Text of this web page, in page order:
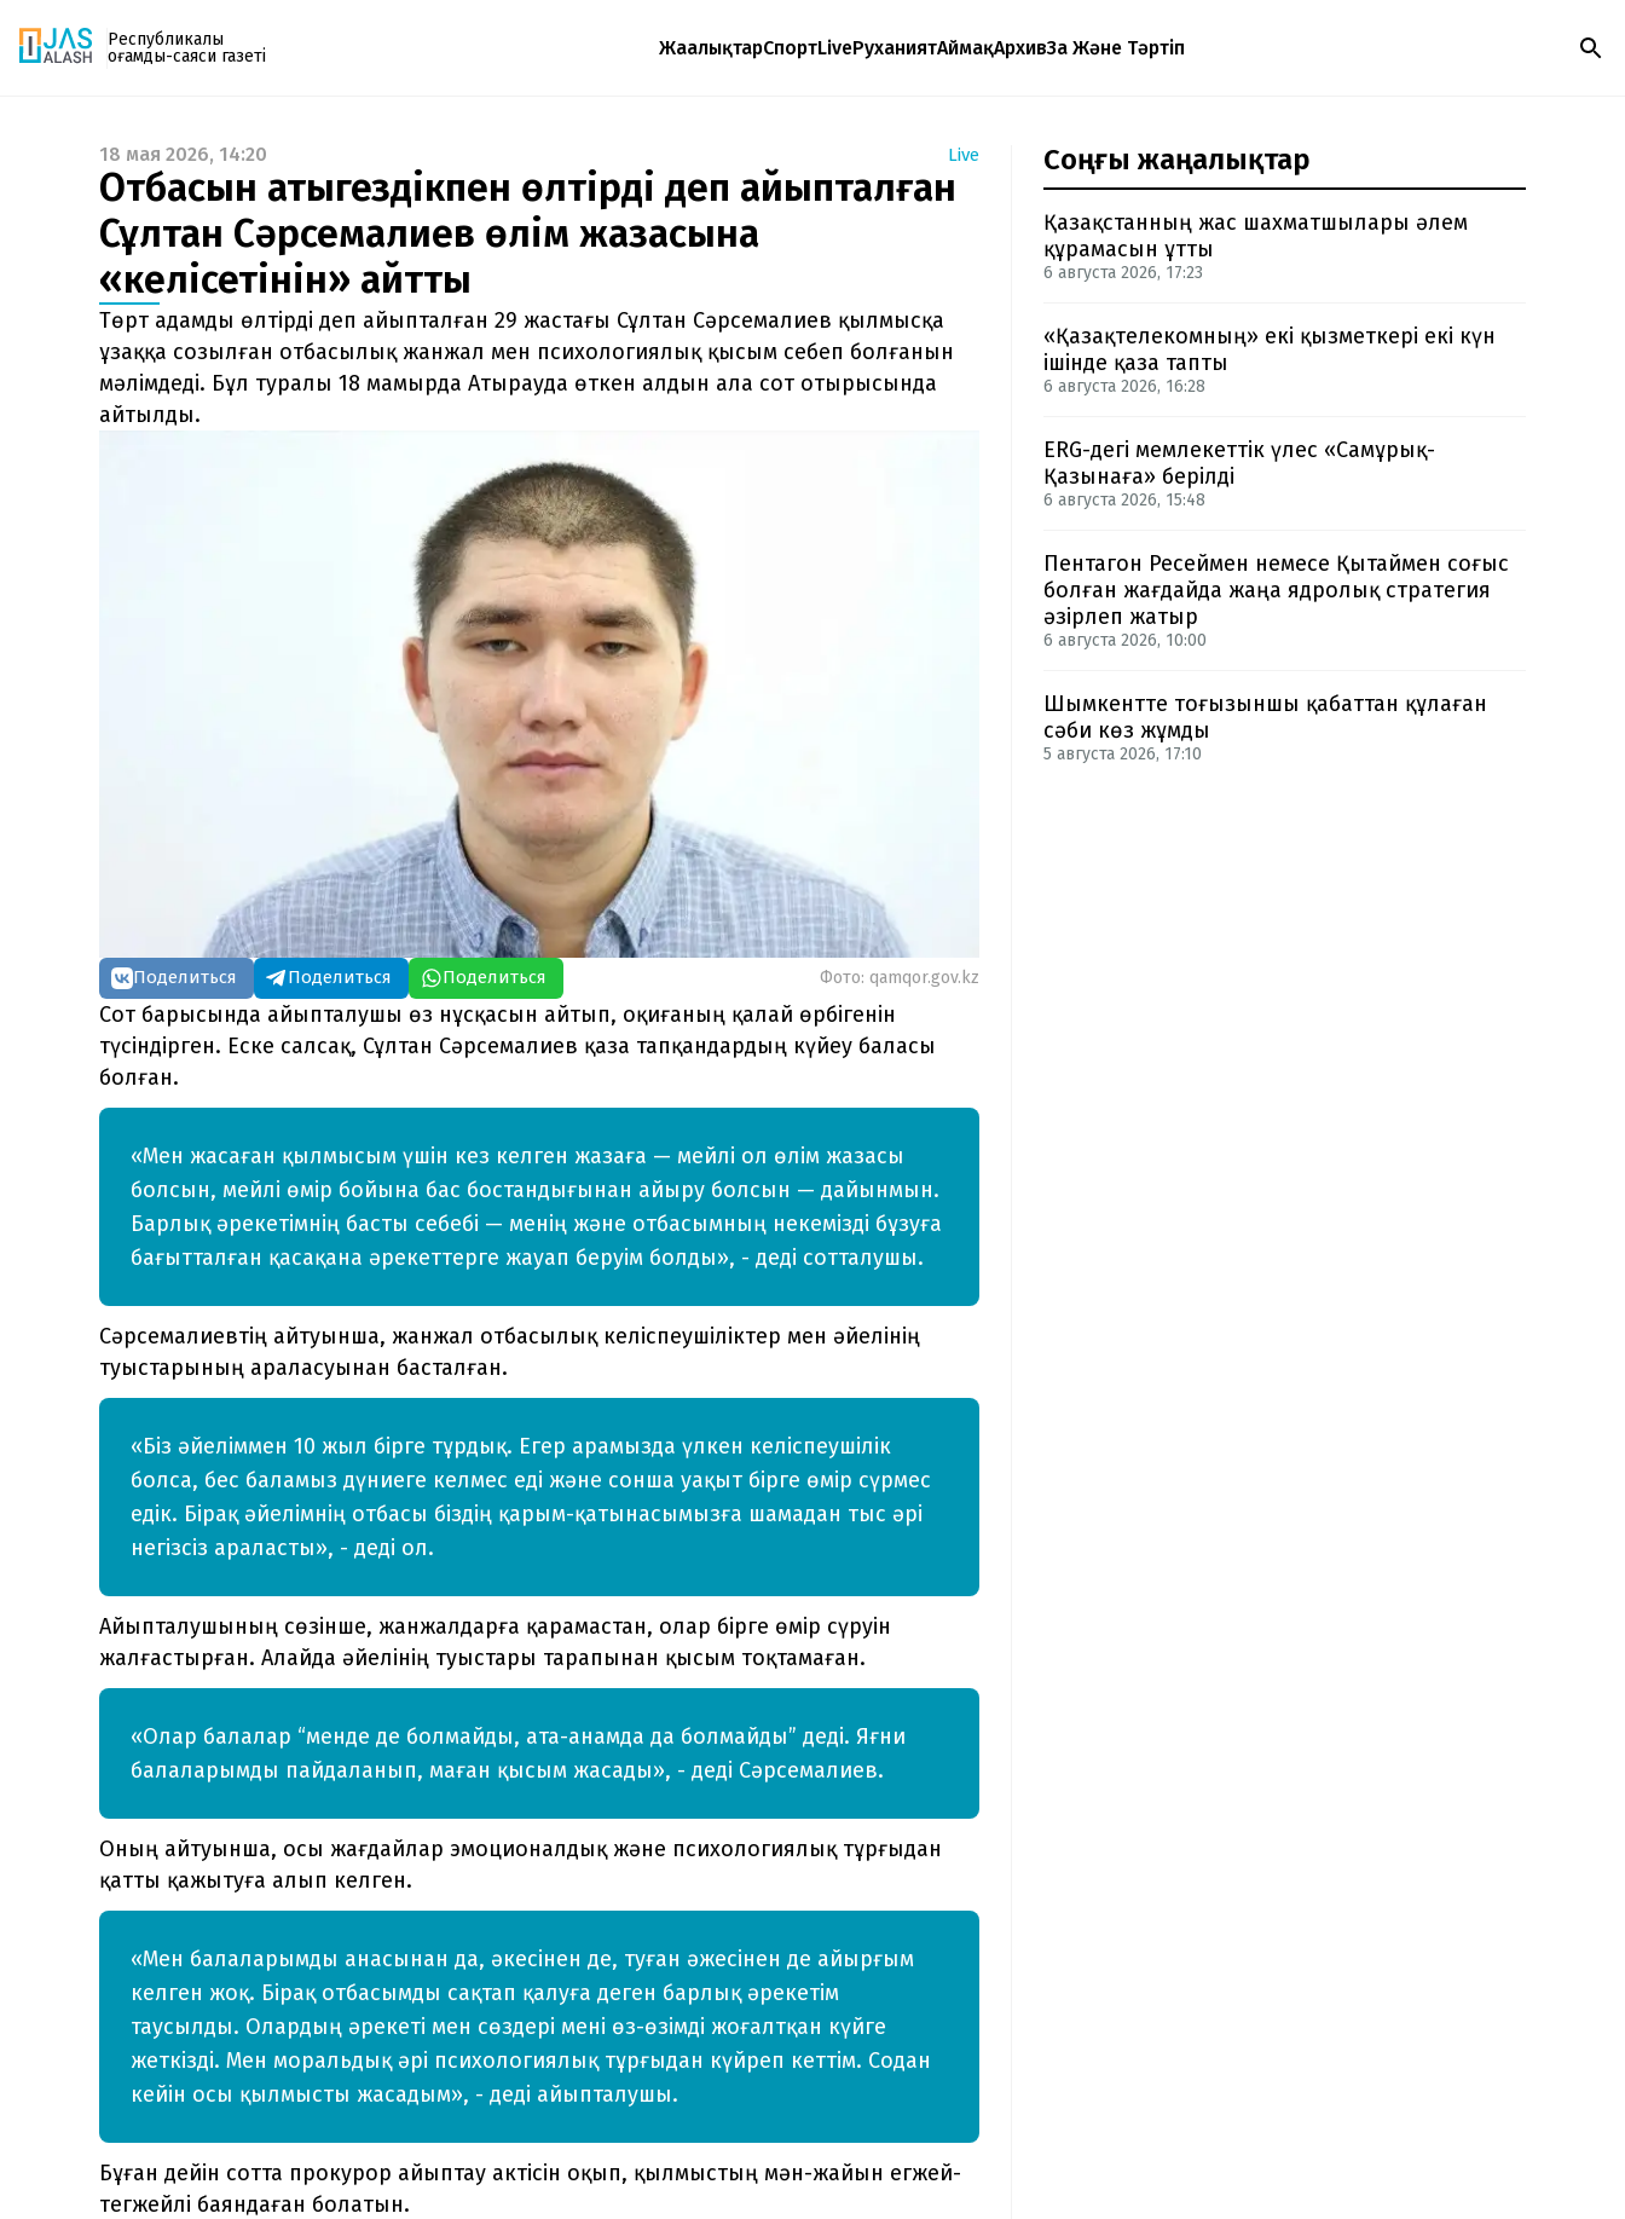
Республикалық
қоғамдық-саяси газеті
ЖаңалықтарСпортLiveРуханиятАймақАрхивЗаң Және Тәртіп
Газетке жазылу
PDF форматтағы газетті ай сайын электронды
поштаңызға алып отырыңыз. Жаңа нөмір
шыққан сәтте сізге бірден жіберіледі. Тек email
енгізіңіз, біз қалғанын өзіміз жібереміз.
18 мая 2026, 14:20 Live
Отбасын қатыгездікпен өлтірді деп айыпталған
Сұлтан Сәрсемалиев өлім жазасына
«келісетінін» айтты
Төрт адамды өлтірді деп айыпталған 29 жастағы Сұлтан Сәрсемалиев қылмысқа
ұзаққа созылған отбасылық жанжал мен психологиялық қысым себеп болғанын
мәлімдеді. Бұл туралы 18 мамырда Атырауда өткен алдын ала сот отырысында
айтылды.
Поделиться Поделиться Поделиться Фото: qamqor.gov.kz
Сот барысында айыпталушы өз нұсқасын айтып, оқиғаның қалай өрбігенін
түсіндірген. Еске салсақ, Сұлтан Сәрсемалиев қаза тапқандардың күйеу баласы
болған.
«Мен жасаған қылмысым үшін кез келген жазаға — мейлі ол өлім жазасы
болсын, мейлі өмір бойына бас бостандығынан айыру болсын — дайынмын.
Барлық әрекетімнің басты себебі — менің және отбасымның некемізді бұзуға
бағытталған қасақана әрекеттерге жауап беруім болды», - деді сотталушы.
Сәрсемалиевтің айтуынша, жанжал отбасылық келіспеушіліктер мен әйелінің
туыстарының араласуынан басталған.
«Біз әйеліммен 10 жыл бірге тұрдық. Егер арамызда үлкен келіспеушілік
болса, бес баламыз дүниеге келмес еді және сонша уақыт бірге өмір сүрмес
едік. Бірақ әйелімнің отбасы біздің қарым-қатынасымызға шамадан тыс әрі
негізсіз араласты», - деді ол.
Айыпталушының сөзінше, жанжалдарға қарамастан, олар бірге өмір сүруін
жалғастырған. Алайда әйелінің туыстары тарапынан қысым тоқтамаған.
«Олар балалар “менде де болмайды, ата-анамда да болмайды” деді. Яғни
балаларымды пайдаланып, маған қысым жасады», - деді Сәрсемалиев.
Оның айтуынша, осы жағдайлар эмоционалдық және психологиялық тұрғыдан
қатты қажытуға алып келген.
«Мен балаларымды анасынан да, әкесінен де, туған әжесінен де айырғым
келген жоқ. Бірақ отбасымды сақтап қалуға деген барлық әрекетім
таусылды. Олардың әрекеті мен сөздері мені өз-өзімді жоғалтқан күйге
жеткізді. Мен моральдық әрі психологиялық тұрғыдан күйреп кеттім. Содан
кейін осы қылмысты жасадым», - деді айыпталушы.
Бұған дейін сотта прокурор айыптау актісін оқып, қылмыстың мән-жайын егжей-
тегжейлі баяндаған болатын.
Соңғы жаңалықтар
Қазақстанның жас шахматшылары әлем
құрамасын ұтты
6 августа 2026, 17:23
«Қазақтелекомның» екі қызметкері екі күн
ішінде қаза тапты
6 августа 2026, 16:28
ERG-дегі мемлекеттік үлес «Самұрық-
Қазынаға» берілді
6 августа 2026, 15:48
Пентагон Ресеймен немесе Қытаймен соғыс
болған жағдайда жаңа ядролық стратегия
әзірлеп жатыр
6 августа 2026, 10:00
Шымкентте тоғызыншы қабаттан құлаған
сәби көз жұмды
5 августа 2026, 17:10